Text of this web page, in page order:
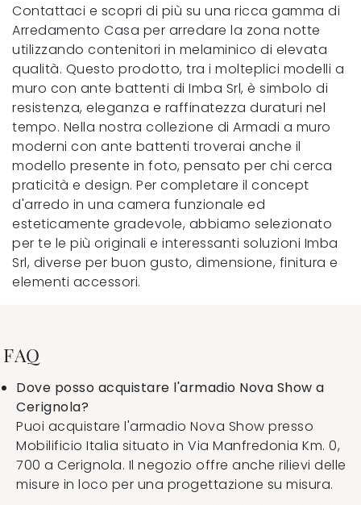
Contattaci e scopri di più su una ricca gamma di
Arredamento Casa per arredare la zona notte
utilizzando contenitori in melaminico di elevata
qualità. Questo prodotto, tra i molteplici modelli a
muro con ante battenti di Imba Srl, è simbolo di
resistenza, eleganza e raffinatezza duraturi nel
tempo. Nella nostra collezione di Armadi a muro
moderni con ante battenti troverai anche il
modello presente in foto, pensato per chi cerca
praticità e design. Per completare il concept
d'arredo in una camera funzionale ed
esteticamente gradevole, abbiamo selezionato
per te le più originali e interessanti soluzioni Imba
Srl, diverse per buon gusto, dimensione, finitura e
elementi accessori.
FAQ
Dove posso acquistare l'armadio Nova Show a
Cerignola?
Puoi acquistare l'armadio Nova Show presso
Mobilificio Italia situato in Via Manfredonia Km. 0,
700 a Cerignola. Il negozio offre anche rilievi delle
misure in loco per una progettazione su misura.